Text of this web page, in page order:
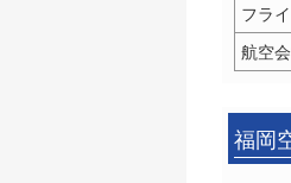
フラ
航空
福岡